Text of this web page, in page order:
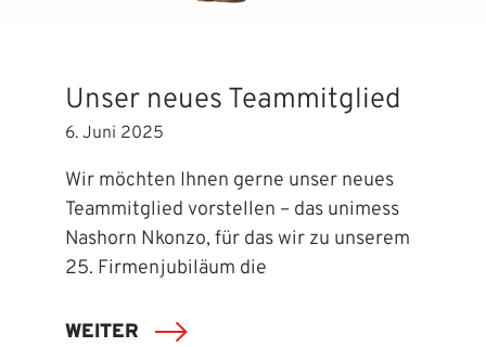
Unser neues Teammitglied
6. Juni 2025
Wir möchten Ihnen gerne unser neues
Teammitglied vorstellen – das unimess
Nashorn Nkonzo, für das wir zu unserem
25. Firmenjubiläum die
WEITER